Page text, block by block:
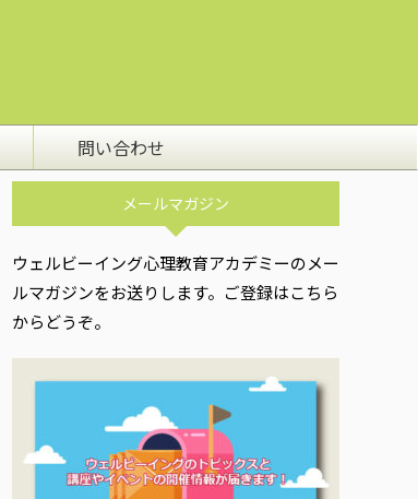
問い合わせ
メールマガジン
ウェルビーイング心理教育アカデミーのメー
ルマガジンをお送りします。ご登録はこちら
からどうぞ。